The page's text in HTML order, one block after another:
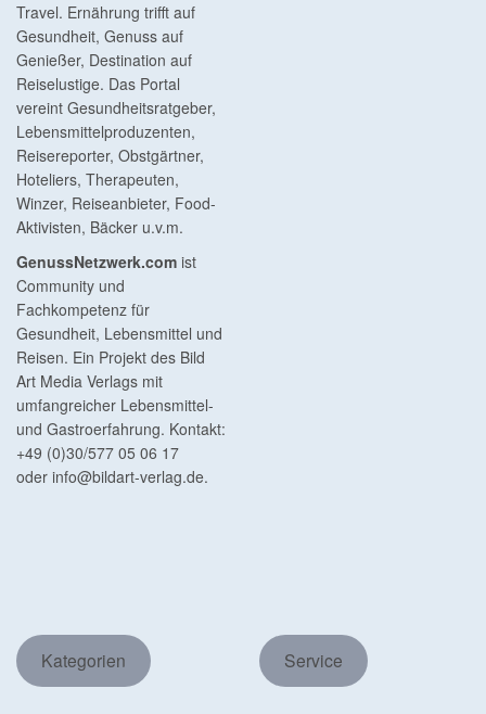
Travel. Ernährung trifft auf
Gesundheit, Genuss auf
Genießer, Destination auf
Reiselustige. Das Portal
vereint Gesundheitsratgeber,
Lebensmittelproduzenten,
Reisereporter, Obstgärtner,
Hoteliers, Therapeuten,
Winzer, Reiseanbieter, Food-
Aktivisten, Bäcker u.v.m.
GenussNetzwerk.com ist
Community und
Fachkompetenz für
Gesundheit, Lebensmittel und
Reisen. Ein Projekt des Bild
Art Media Verlags mit
umfangreicher Lebensmittel-
und Gastroerfahrung. Kontakt:
+49 (0)30/577 05 06 17
oder info@bildart-verlag.de.
Kategorien Service